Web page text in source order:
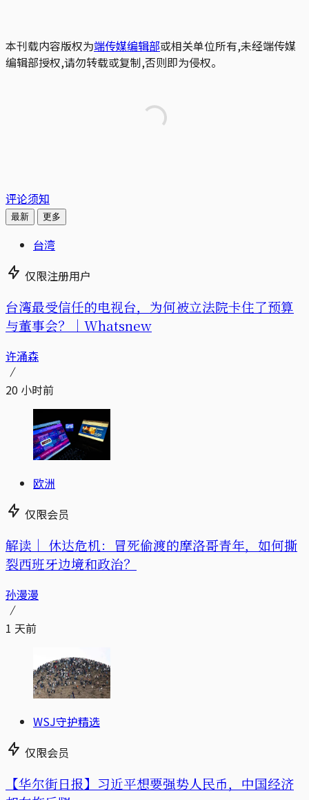
本刊载内容版权为端传媒编辑部或相关单位所有,未经端传媒
编辑部授权,请勿转载或复制,否则即为侵权。
评论须知
最新 更多
台湾
仅限注册用户
台湾最受信任的电视台，为何被立法院卡住了预算
与董事会？｜Whatsnew
许涌森
20 小时前
欧洲
仅限会员
解读｜ 休达危机：冒死偷渡的摩洛哥青年，如何撕
裂西班牙边境和政治？
孙漫漫
1 天前
WSJ守护精选
仅限会员
【华尔街日报】习近平想要强势人民币，中国经济